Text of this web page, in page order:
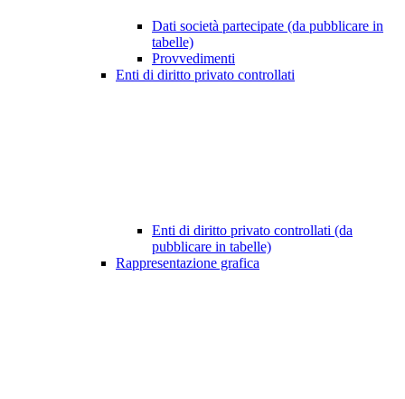
Dati società partecipate (da pubblicare in
tabelle)
Provvedimenti
Enti di diritto privato controllati
Enti di diritto privato controllati (da
pubblicare in tabelle)
Rappresentazione grafica